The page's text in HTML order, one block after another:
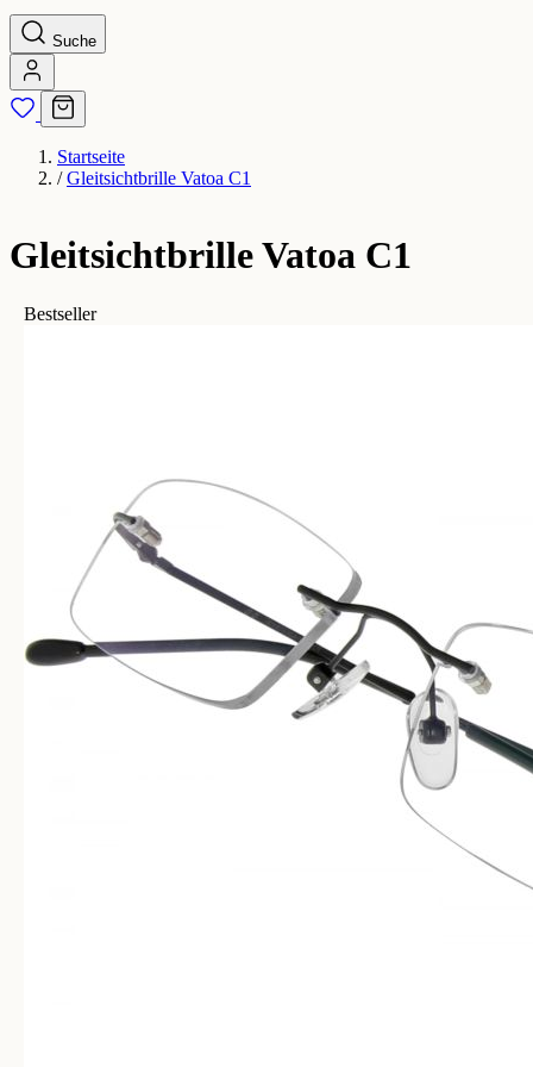
Suche
Startseite
/ Gleitsichtbrille Vatoa C1
Gleitsichtbrille Vatoa C1
Bestseller